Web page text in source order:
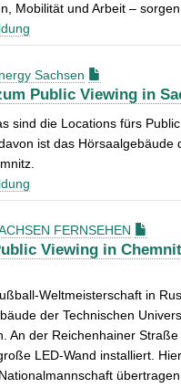
Mobilität und Arbeit – sorgen.
Sachsen
Public Viewing in
sind die Locations fürs
ist das Hörsaalgebäude
FERNSEHEN
Viewing in
Weltmeisterschaft in
der Technischen
An der Reichenhainer
LED-Wand installiert.